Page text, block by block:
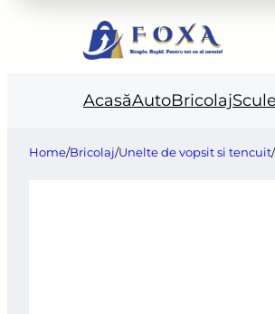
AcasăAutoBricolaj
Home/Bricolaj/Unelte de vopsit si tencuit/